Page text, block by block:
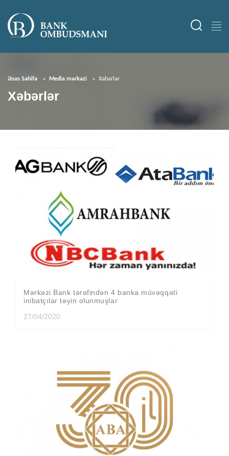
Əsas Səhifə Media mərkəzi Xəbərlər
Xəbərlər
Mərkəzi Bank tərəfindən 4 banka müvəqqəti
inibatçılar təyin olunmuşlar
27/04/2020